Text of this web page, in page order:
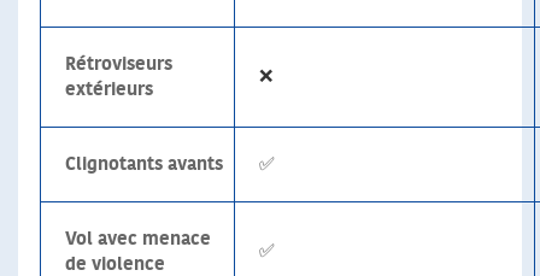
Rétroviseurs
extérieurs
❌
Clignotants avants ✅
Vol avec menace
de violence
✅